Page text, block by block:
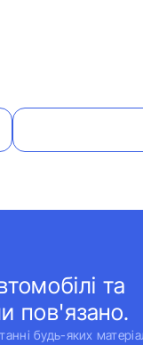
та
пов'язано.
будь-яких